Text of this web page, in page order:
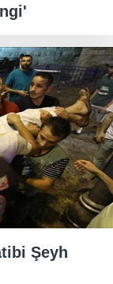
Şeyh